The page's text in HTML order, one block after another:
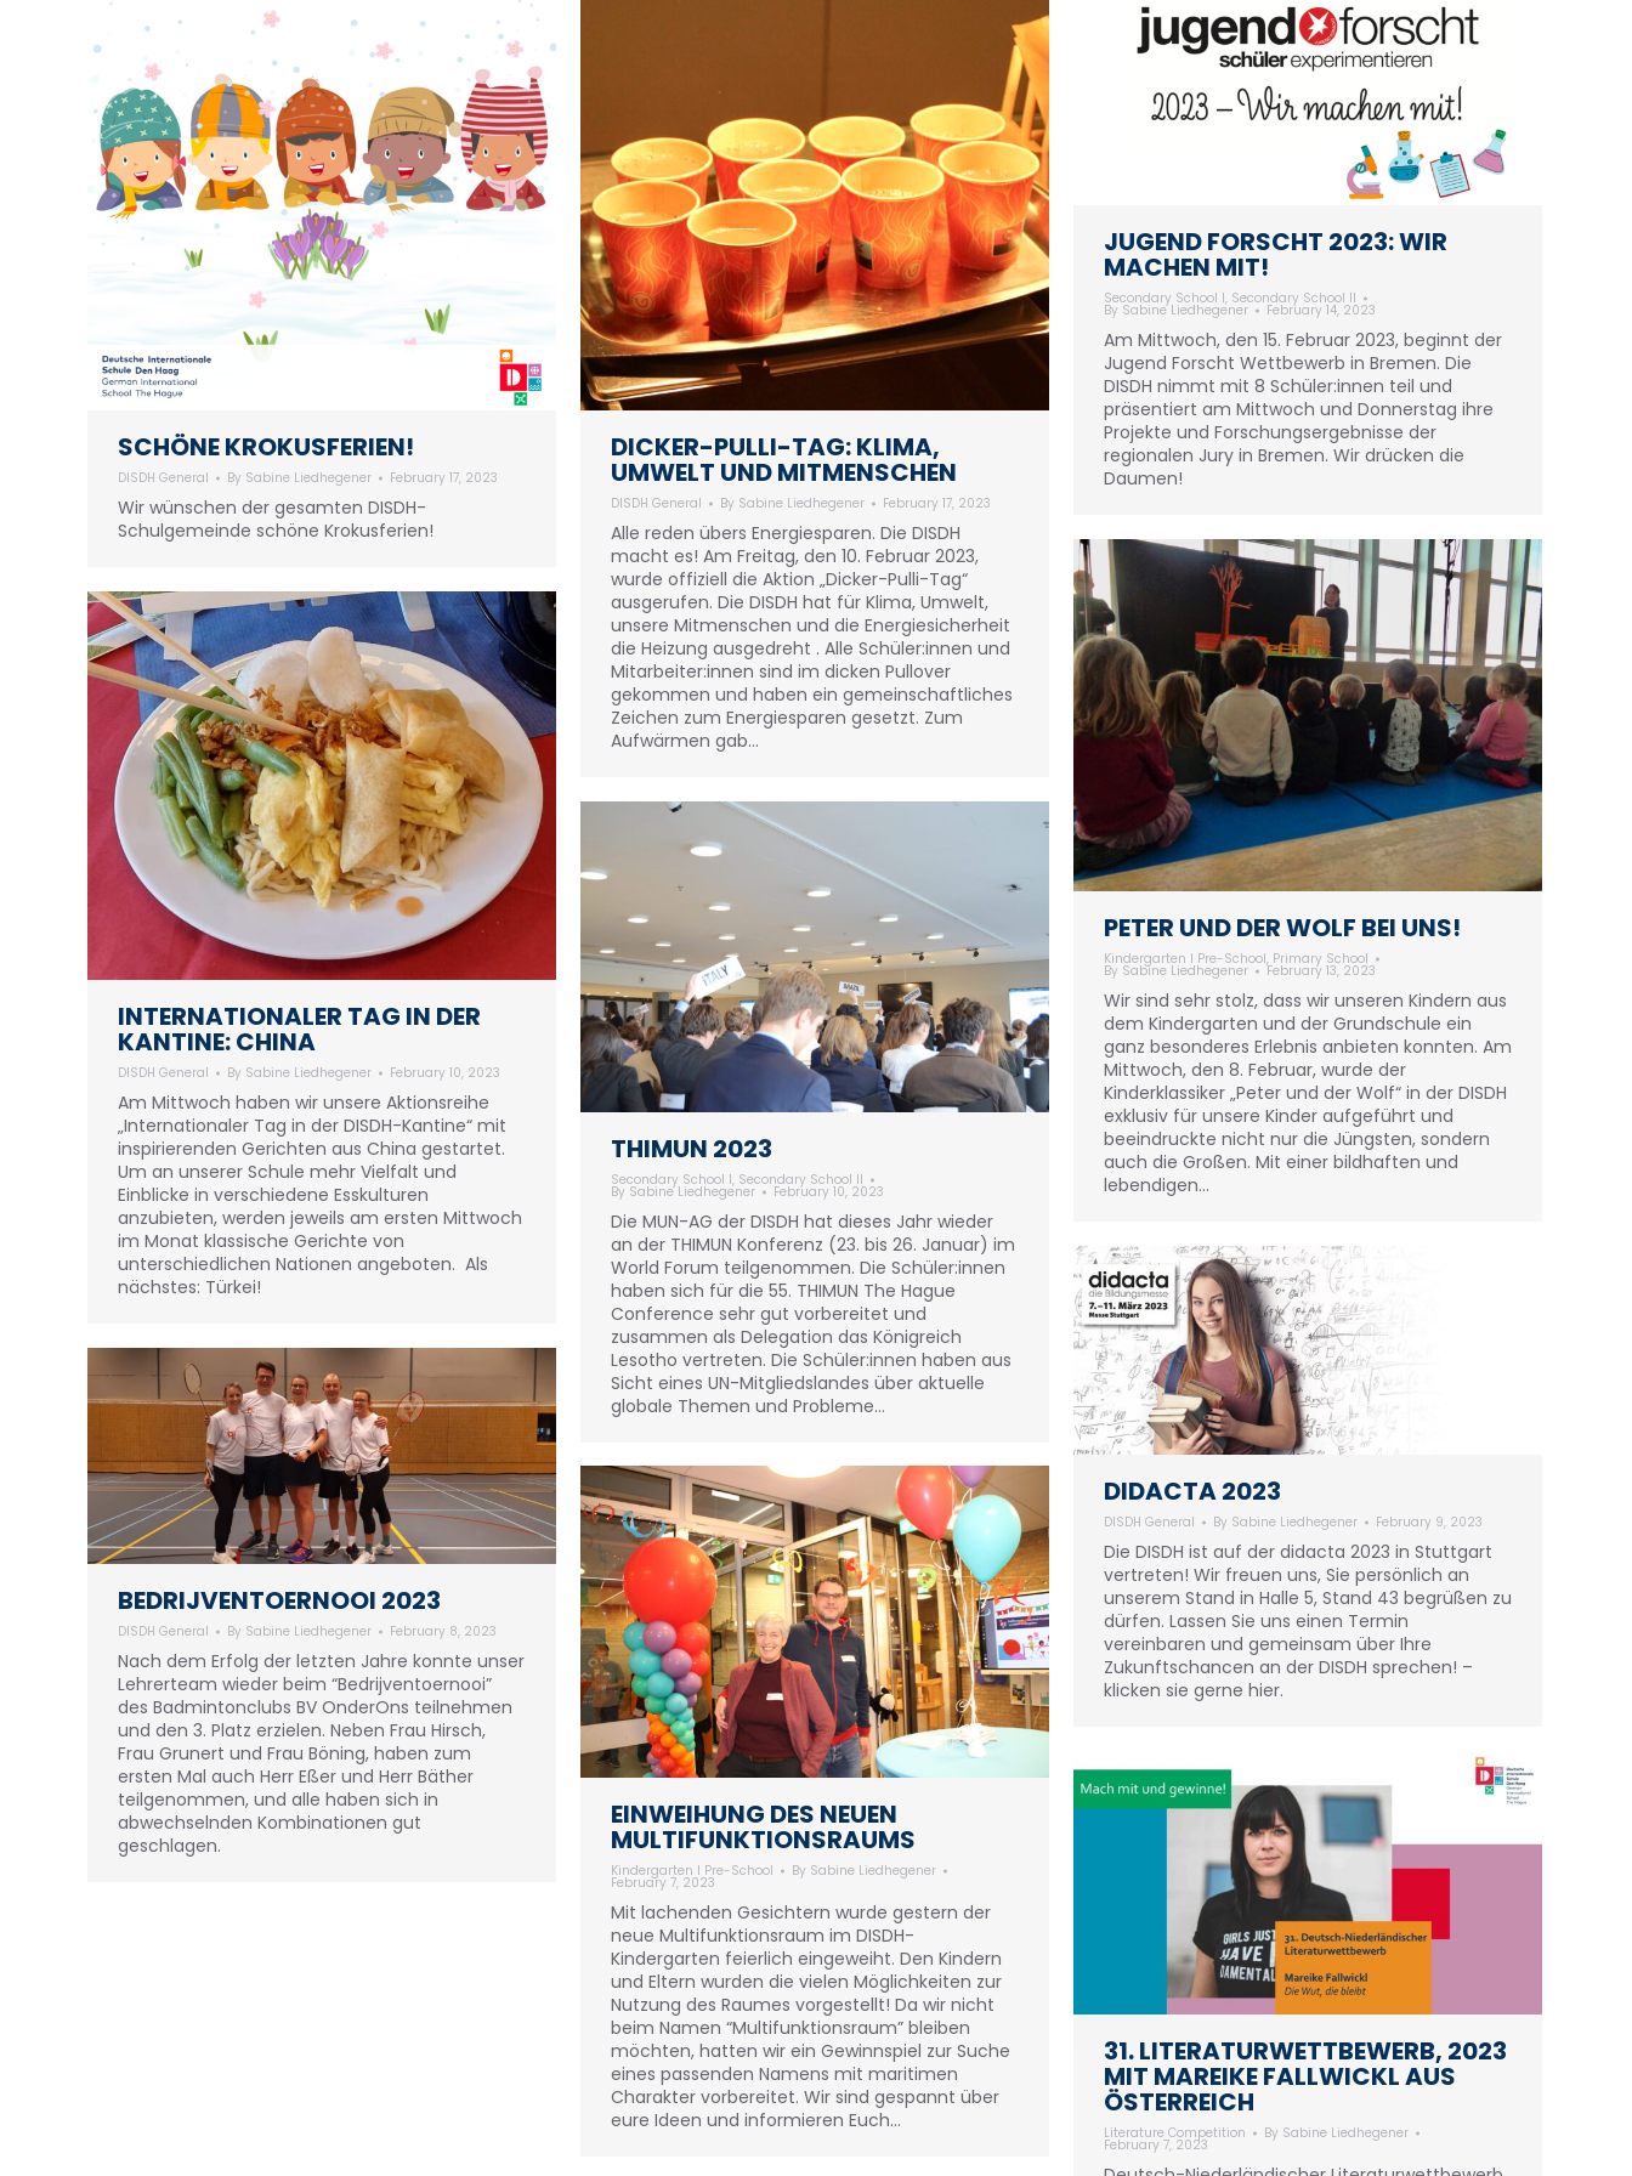
SCHÖNE KROKUSFERIEN!
DISDH General By Sabine Liedhegener February 17, 2023
Wir wünschen der gesamten DISDH-
Schulgemeinde schöne Krokusferien!
DICKER-PULLI-TAG: KLIMA,
UMWELT UND MITMENSCHEN
DISDH General By Sabine Liedhegener February 17, 2023
Alle reden übers Energiesparen. Die DISDH
macht es! Am Freitag, den 10. Februar 2023,
wurde offiziell die Aktion „Dicker-Pulli-Tag“
ausgerufen. Die DISDH hat für Klima, Umwelt,
unsere Mitmenschen und die Energiesicherheit
die Heizung ausgedreht . Alle Schüler:innen und
Mitarbeiter:innen sind im dicken Pullover
gekommen und haben ein gemeinschaftliches
Zeichen zum Energiesparen gesetzt. Zum
Aufwärmen gab…
JUGEND FORSCHT 2023: WIR
MACHEN MIT!
Secondary School I, Secondary School II
By Sabine Liedhegener February 14, 2023
Am Mittwoch, den 15. Februar 2023, beginnt der
Jugend Forscht Wettbewerb in Bremen. Die
DISDH nimmt mit 8 Schüler:innen teil und
präsentiert am Mittwoch und Donnerstag ihre
Projekte und Forschungsergebnisse der
regionalen Jury in Bremen. Wir drücken die
Daumen!
PETER UND DER WOLF BEI UNS!
Kindergarten I Pre-School, Primary School
By Sabine Liedhegener February 13, 2023
Wir sind sehr stolz, dass wir unseren Kindern aus
dem Kindergarten und der Grundschule ein
ganz besonderes Erlebnis anbieten konnten. Am
Mittwoch, den 8. Februar, wurde der
Kinderklassiker „Peter und der Wolf“ in der DISDH
exklusiv für unsere Kinder aufgeführt und
beeindruckte nicht nur die Jüngsten, sondern
auch die Großen. Mit einer bildhaften und
lebendigen…
INTERNATIONALER TAG IN DER
KANTINE: CHINA
DISDH General By Sabine Liedhegener February 10, 2023
Am Mittwoch haben wir unsere Aktionsreihe
„Internationaler Tag in der DISDH-Kantine“ mit
inspirierenden Gerichten aus China gestartet.
Um an unserer Schule mehr Vielfalt und
Einblicke in verschiedene Esskulturen
anzubieten, werden jeweils am ersten Mittwoch
im Monat klassische Gerichte von
unterschiedlichen Nationen angeboten. Als
nächstes: Türkei!
THIMUN 2023
Secondary School I, Secondary School II
By Sabine Liedhegener February 10, 2023
Die MUN-AG der DISDH hat dieses Jahr wieder
an der THIMUN Konferenz (23. bis 26. Januar) im
World Forum teilgenommen. Die Schüler:innen
haben sich für die 55. THIMUN The Hague
Conference sehr gut vorbereitet und
zusammen als Delegation das Königreich
Lesotho vertreten. Die Schüler:innen haben aus
Sicht eines UN-Mitgliedslandes über aktuelle
globale Themen und Probleme…
DIDACTA 2023
DISDH General By Sabine Liedhegener February 9, 2023
Die DISDH ist auf der didacta 2023 in Stuttgart
vertreten! Wir freuen uns, Sie persönlich an
unserem Stand in Halle 5, Stand 43 begrüßen zu
dürfen. Lassen Sie uns einen Termin
vereinbaren und gemeinsam über Ihre
Zukunftschancen an der DISDH sprechen! –
klicken sie gerne hier.
BEDRIJVENTOERNOOI 2023
DISDH General By Sabine Liedhegener February 8, 2023
Nach dem Erfolg der letzten Jahre konnte unser
Lehrerteam wieder beim “Bedrijventoernooi”
des Badmintonclubs BV OnderOns teilnehmen
und den 3. Platz erzielen. Neben Frau Hirsch,
Frau Grunert und Frau Böning, haben zum
ersten Mal auch Herr Eßer und Herr Bäther
teilgenommen, und alle haben sich in
abwechselnden Kombinationen gut
geschlagen.
EINWEIHUNG DES NEUEN
MULTIFUNKTIONSRAUMS
Kindergarten I Pre-School By Sabine Liedhegener
February 7, 2023
Mit lachenden Gesichtern wurde gestern der
neue Multifunktionsraum im DISDH-
Kindergarten feierlich eingeweiht. Den Kindern
und Eltern wurden die vielen Möglichkeiten zur
Nutzung des Raumes vorgestellt! Da wir nicht
beim Namen “Multifunktionsraum” bleiben
möchten, hatten wir ein Gewinnspiel zur Suche
eines passenden Namens mit maritimen
Charakter vorbereitet. Wir sind gespannt über
eure Ideen und informieren Euch…
31. LITERATURWETTBEWERB, 2023
MIT MAREIKE FALLWICKL AUS
ÖSTERREICH
Literature Competition By Sabine Liedhegener
February 7, 2023